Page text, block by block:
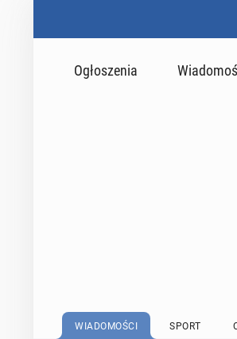
Ogłoszenia
WIADOMOŚCI SPORT